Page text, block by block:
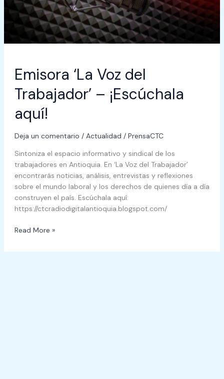
Emisora ‘La Voz del
Trabajador’ – ¡Escúchala
aquí!
Deja un comentario / Actualidad / PrensaCTC
Sintoniza el espacio informativo y sindical de los
trabajadores en Antioquia. En ‘La Voz del Trabajador’
encontrarás noticias, análisis, entrevistas y reflexiones
sobre el mundo laboral y los derechos de quienes día a día
construyen el país. Escúchala aquí:
https://ctcradiodigitalantioquia.blogspot.com/
aquí!
Read More »